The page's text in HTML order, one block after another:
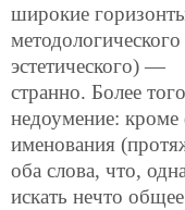
широкие
эстетического) —
странно. Более
недоумение: кроме
именования
оба слова, что,
искать нечто